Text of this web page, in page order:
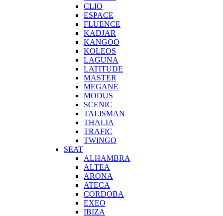
CLIO
ESPACE
FLUENCE
KADJAR
KANGOO
KOLEOS
LAGUNA
LATITUDE
MASTER
MEGANE
MODUS
SCENIC
TALISMAN
THALIA
TRAFIC
TWINGO
SEAT
ALHAMBRA
ALTEA
ARONA
ATECA
CORDOBA
EXEO
IBIZA